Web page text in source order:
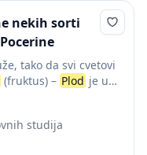
nekih sorti
tako da svi cvetovi
(fruktus) – Plod je u
studija